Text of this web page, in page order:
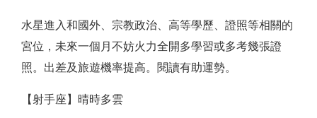
水星進入和國外、宗教政治、高等學歷、證照等相關的
宮位，未來一個月不妨火力全開多學習或多考幾張證
照。出差及旅遊機率提高。閱讀有助運勢。
【射手座】晴時多雲